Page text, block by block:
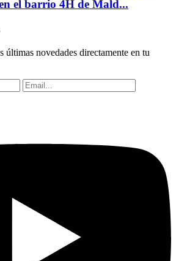
el barrio 4H de Mald...
últimas novedades directamente en tu